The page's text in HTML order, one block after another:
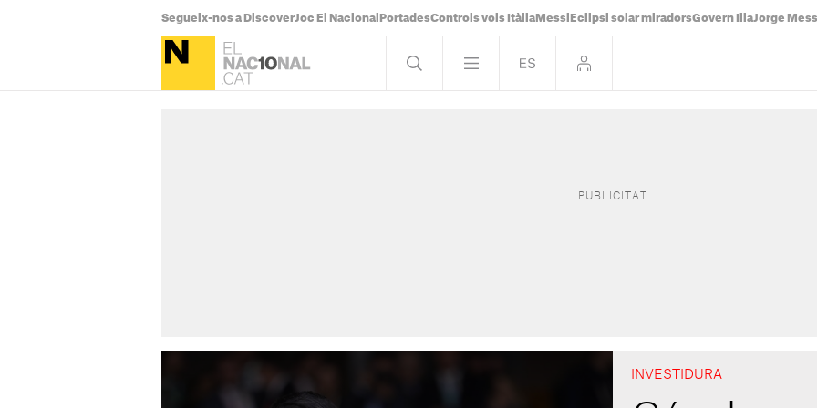
Segueix-nos a DiscoverJoc El Nacional PortadesControls vols Itàlia Messi Eclipsi solar miradorsGovern IllaJorge
INVESTIDURA